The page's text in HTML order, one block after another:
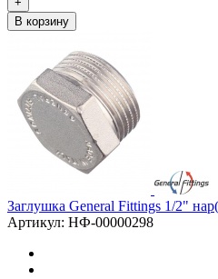
В корзину
Заглушка General Fittings 1/2"
Артикул: НФ-00000298